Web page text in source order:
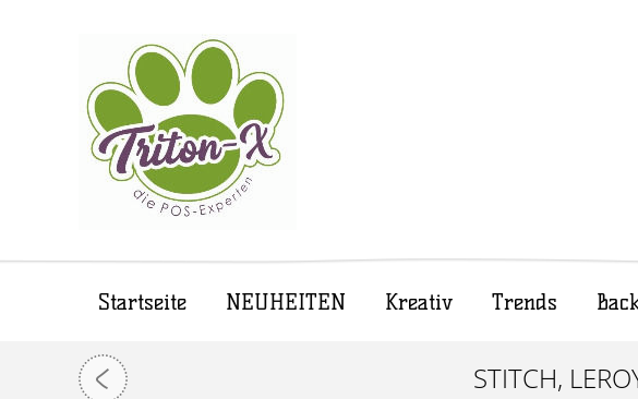
Startseite NEUHEITEN Kreativ Trends
STITCH,